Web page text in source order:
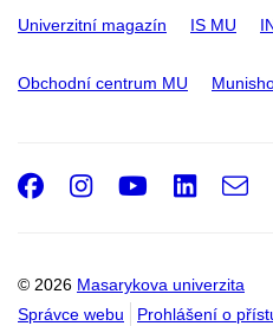
Univerzitní magazín IS MU
Obchodní centrum MU
© 2026 Masarykova univerzita
Správce webu
Prohlášení o
Facebook
Instagram
Youtube
e-